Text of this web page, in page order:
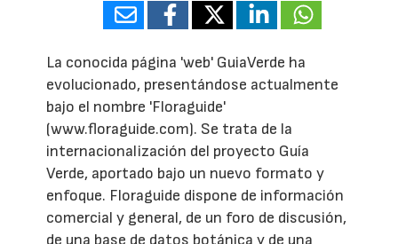
La conocida página 'web' GuiaVerde ha
evolucionado, presentándose actualmente
bajo el nombre 'Floraguide'
(www.floraguide.com). Se trata de la
internacionalización del proyecto Guía
Verde, aportado bajo un nuevo formato y
enfoque. Floraguide dispone de información
comercial y general, de un foro de discusión,
de una base de datos botánica y de una